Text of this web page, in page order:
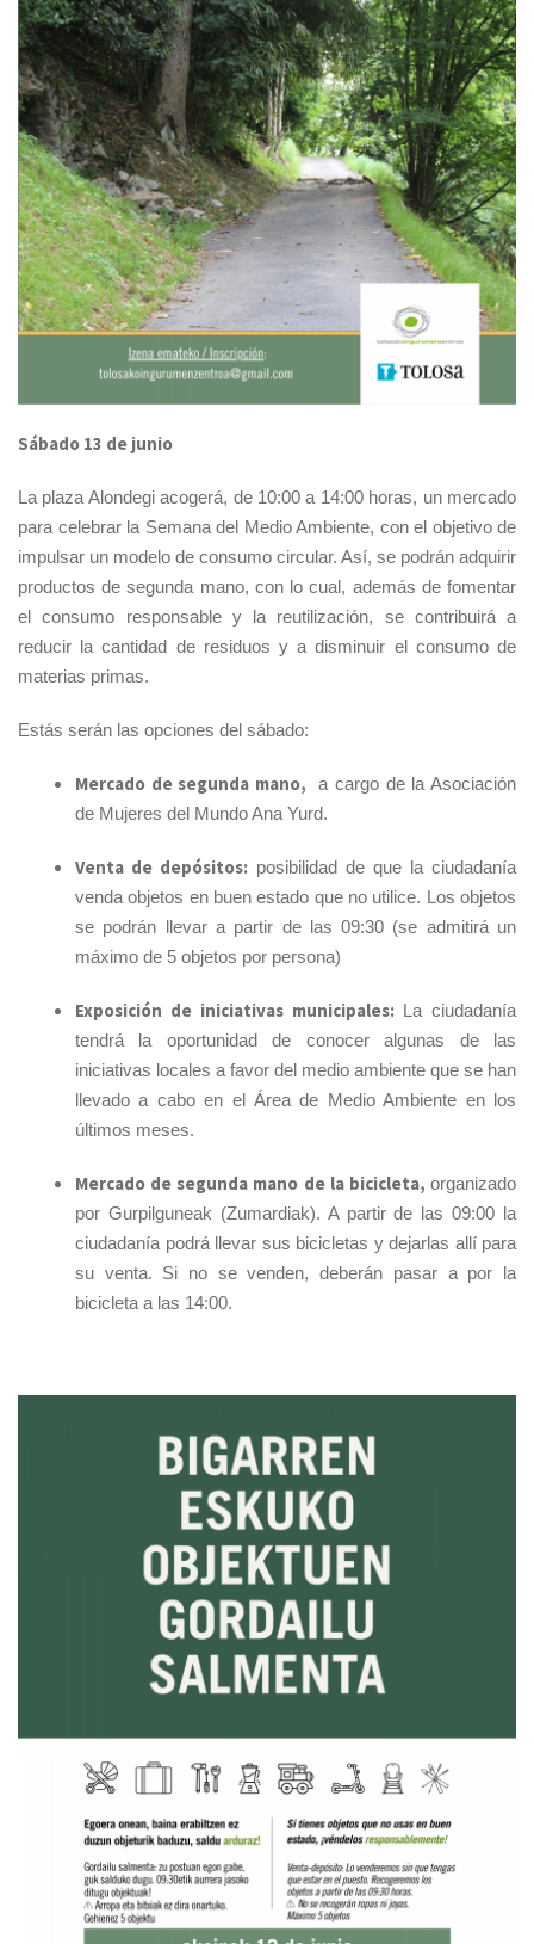
Sábado 13 de junio
La plaza Alondegi acogerá, de 10:00 a 14:00 horas, un mercado
para celebrar la Semana del Medio Ambiente, con el objetivo de
impulsar un modelo de consumo circular. Así, se podrán adquirir
productos de segunda mano, con lo cual, además de fomentar
el consumo responsable y la reutilización, se contribuirá a
reducir la cantidad de residuos y a disminuir el consumo de
materias primas.
Estás serán las opciones del sábado:
Mercado de segunda mano,
a cargo de la Asociación
de Mujeres del Mundo Ana Yurd.
Venta de depósitos: posibilidad de que la ciudadanía
venda objetos en buen estado que no utilice. Los objetos
se podrán llevar a partir de las 09:30 (se admitirá un
máximo de 5 objetos por persona)
Exposición de iniciativas municipales: La ciudadanía
tendrá la oportunidad de conocer algunas de las
iniciativas locales a favor del medio ambiente que se han
llevado a cabo en el Área de Medio Ambiente en los
últimos meses.
Mercado de segunda mano de la bicicleta, organizado
por Gurpilguneak (Zumardiak). A partir de las 09:00 la
ciudadanía podrá llevar sus bicicletas y dejarlas allí para
su venta. Si no se venden, deberán pasar a por la
bicicleta a las 14:00.